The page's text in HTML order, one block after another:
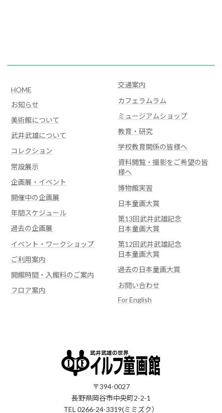
HOME
お知らせ
美術館について
武井武雄について
コレクション
常設展示
企画展・イベント
開催中の企画展
年間スケジュール
過去の企画展
イベント・ワークショップ
ご利用案内
開館時間・入館料のご案内
フロア案内
交通案内
カフェラムラム
ミュージアムショップ
教育・研究
学校教育関係の皆様へ
資料閲覧・撮影をご希望の皆
様へ
博物館実習
日本童画大賞
第13回武井武雄記念
日本童画大賞
第12回武井武雄記念
日本童画大賞
過去の日本童画大賞
お問い合わせ
For English
〒394-0027
長野県岡谷市中央町2-2-1
TEL 0266-24-3319(ミミズク）